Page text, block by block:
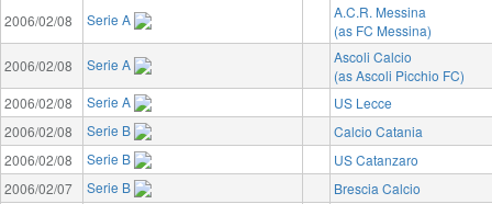
2006/02/08 Serie A
A.C.R. Messina
(as FC Messina)
2006/02/08
Serie A
Ascoli Calcio
(as Ascoli Picchio FC)
2006/02/08
Serie A
US Lecce
2006/02/08
Serie B
Calcio Catania
2006/02/08
Serie B
US Catanzaro
2006/02/07
Serie B
Brescia Calcio